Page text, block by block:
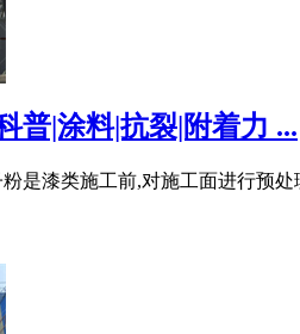
普|涂料|抗裂|附着力 ...
是漆类施工前,对施工面进行预